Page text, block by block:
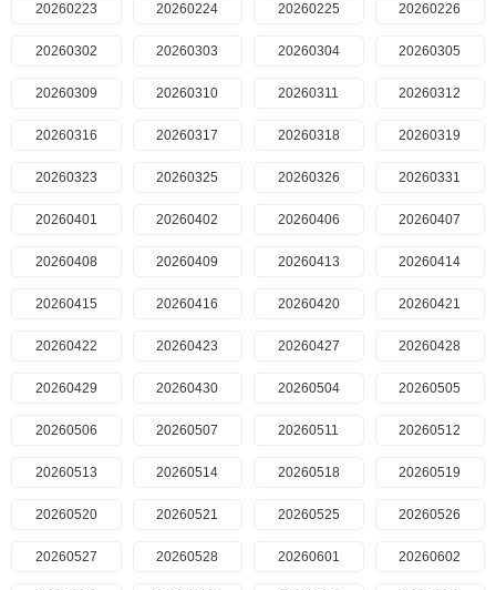
20260223 20260224 20260225 20260226
20260302 20260303 20260304 20260305
20260309 20260310 20260311 20260312
20260316 20260317 20260318 20260319
20260323 20260325 20260326 20260331
20260401 20260402 20260406 20260407
20260408 20260409 20260413 20260414
20260415 20260416 20260420 20260421
20260422 20260423 20260427 20260428
20260429 20260430 20260504 20260505
20260506 20260507 20260511 20260512
20260513 20260514 20260518 20260519
20260520 20260521 20260525 20260526
20260527 20260528 20260601 20260602